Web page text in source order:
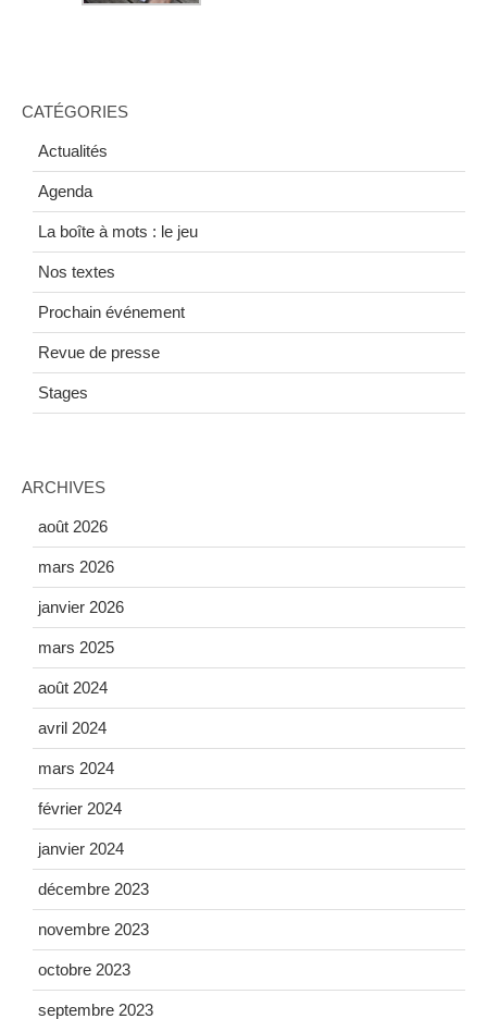
CATÉGORIES
Actualités
Agenda
La boîte à mots : le jeu
Nos textes
Prochain événement
Revue de presse
Stages
ARCHIVES
août 2026
mars 2026
janvier 2026
mars 2025
août 2024
avril 2024
mars 2024
février 2024
janvier 2024
décembre 2023
novembre 2023
octobre 2023
septembre 2023